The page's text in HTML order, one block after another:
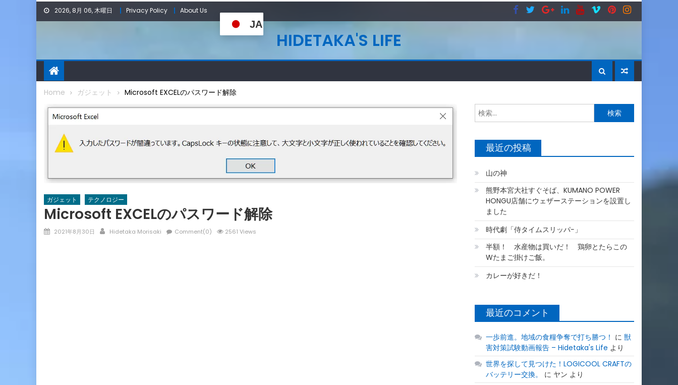
Skip
2026, 8月 06, 木曜日 Privacy Policy About Us
JA
HIDETAKA'S LIFE
Home ガジェット Microsoft EXCELのパスワード解除
ガジェット テクノロジー
Microsoft EXCELのパスワード解除
Posted
2021年8月30日 Author
Hidetaka Morisaki Comment(0) 2561 Views
索:
最近の投稿
山の神
熊野本宮大社すぐそば、KUMANO POWER
HONGU店舗にウェザーステーションを設置し
ました
時代劇「侍タイムスリッパ−」
半額！ 水産物は買いだ！ 鶏卵とたらこの
Wたまご掛けご飯。
カレーが好きだ！
最近のコメント
一歩前進。地域の食糧争奪で打ち勝つ！ に獣
害対策試験動画報告 – Hidetaka's Life より
世界を探して見つけた！LOGICOOL CRAFTの
バッテリー交換。
に ヤン より